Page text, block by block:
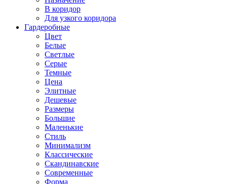
В коридор
Для узкого коридора
Гардеробные
Цвет
Белые
Светлые
Серые
Темные
Цена
Элитные
Дешевые
Размеры
Большие
Маленькие
Стиль
Минимализм
Классические
Скандинавские
Современные
Форма